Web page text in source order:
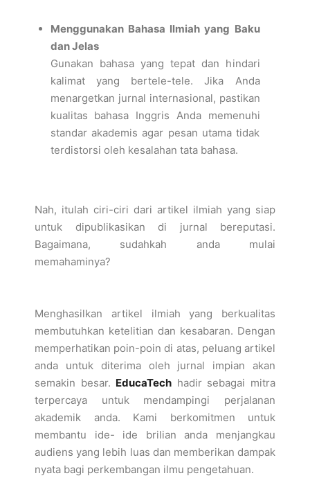
Menggunakan Bahasa Ilmiah yang Baku
dan Jelas
Gunakan bahasa yang tepat dan hindari
kalimat yang bertele-tele. Jika Anda
menargetkan jurnal internasional, pastikan
kualitas bahasa Inggris Anda memenuhi
standar akademis agar pesan utama tidak
terdistorsi oleh kesalahan tata bahasa.
Nah, itulah ciri-ciri dari artikel ilmiah yang siap
untuk dipublikasikan di jurnal bereputasi.
Bagaimana, sudahkah anda mulai
memahaminya?
Menghasilkan artikel ilmiah yang berkualitas
membutuhkan ketelitian dan kesabaran. Dengan
memperhatikan poin-poin di atas, peluang artikel
anda untuk diterima oleh jurnal impian akan
semakin besar. EducaTech hadir sebagai mitra
terpercaya untuk mendampingi perjalanan
akademik anda. Kami berkomitmen untuk
membantu ide- ide brilian anda menjangkau
audiens yang lebih luas dan memberikan dampak
nyata bagi perkembangan ilmu pengetahuan.